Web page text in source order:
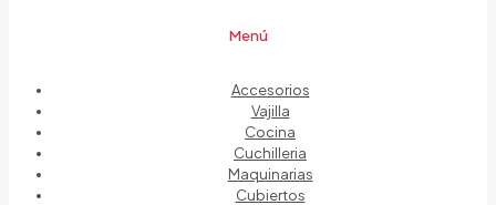
Menú
Accesorios
Vajilla
Cocina
Cuchilleria
Maquinarias
Cubiertos